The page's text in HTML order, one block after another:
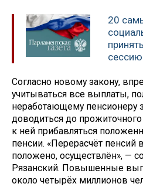
20
сессию
Согласно новому закону,
учитываться все выплаты,
неработающему пенсионеру
доводиться до
к ней прибавляться
пенсии. «Перерасчёт пенсий
положено, осуществлён», —
Рязанский. Повышенные
около четырёх миллионов